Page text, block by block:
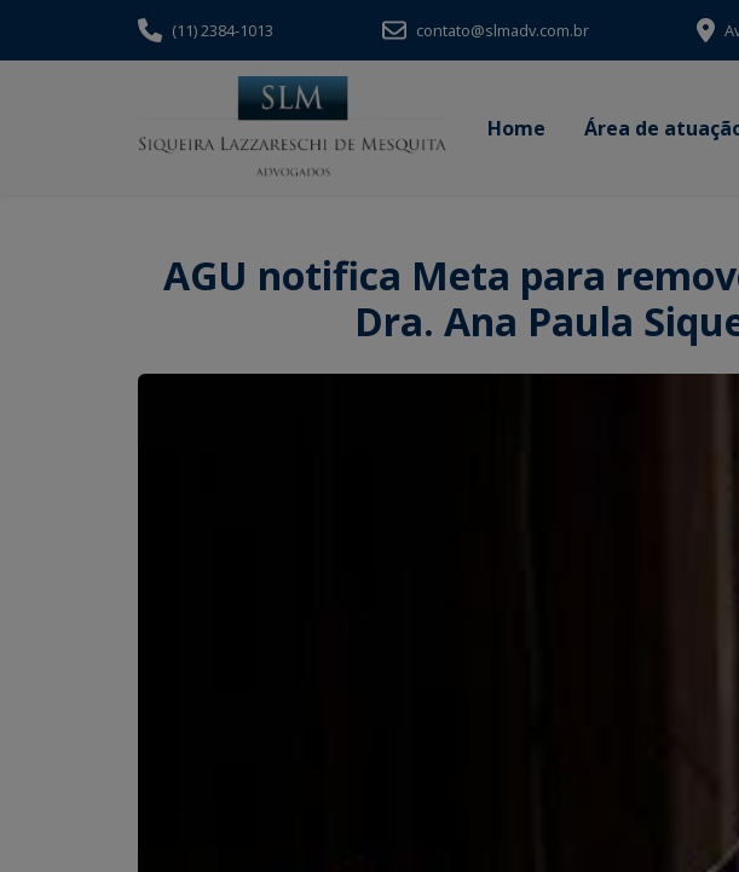
(11) 2384-1013 contato@slmadv.com.br
Home Área de
AGU notifica Meta para
Dra. Ana Paula